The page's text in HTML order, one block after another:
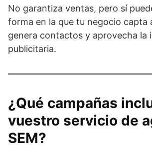
No garantiza ventas, pero sí
forma en la que tu negocio capta
genera contactos y aprovecha la
publicitaria.
¿Qué campañas
vuestro servicio de
SEM?